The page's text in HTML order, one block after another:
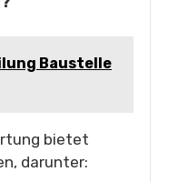
Baustelle
bietet
darunter: